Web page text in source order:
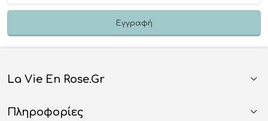
La Vie En Rose.gr
Πληροφορίες